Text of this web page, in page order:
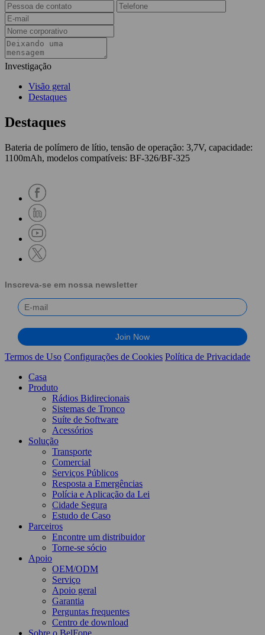
Investigação
Visão geral
Destaques
Destaques
Bateria de polímero de lítio, tensão de operação: 3,7V, capacidade:
1100mAh, modelos compatíveis: BF-326/BF-325
Inscreva-se em nossa newsletter
Termos de Uso Configurações de Cookies Política de Privacidade
Casa
Produto
Rádios Bidirecionais
Sistemas de Tronco
Suíte de Software
Acessórios
Solução
Transporte
Comercial
Serviços Públicos
Resposta a Emergências
Polícia e Aplicação da Lei
Cidade Segura
Estudo de Caso
Parceiros
Encontre um distribuidor
Torne-se sócio
Apoio
OEM/ODM
Serviço
Apoio geral
Garantia
Perguntas frequentes
Centro de download
Sobre o BelFone